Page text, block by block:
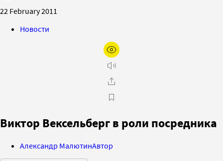
22 February 2011
Новости
Виктор Вексельберг в роли посредника
Александр МалютинАвтор